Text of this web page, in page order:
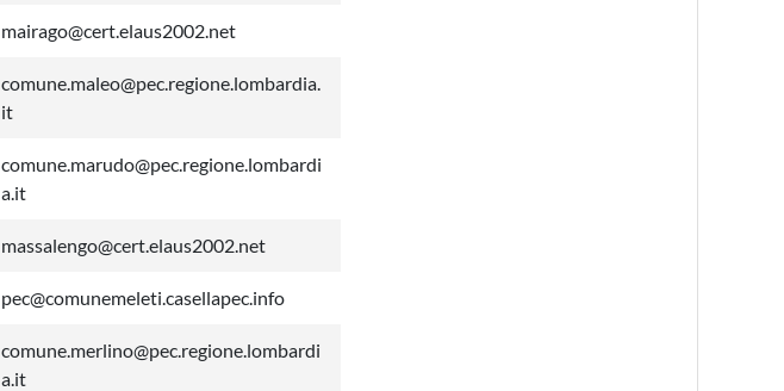
mairago@cert.elaus2002.net
comune.maleo@pec.regione.lombardia.
it
comune.marudo@pec.regione.lombardi
a.it
massalengo@cert.elaus2002.net
pec@comunemeleti.casellapec.info
comune.merlino@pec.regione.lombardi
a.it